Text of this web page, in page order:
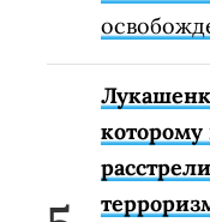
которому